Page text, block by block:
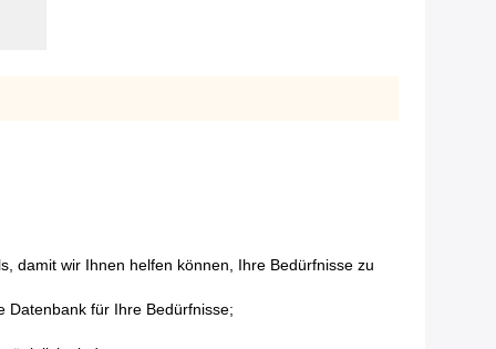
damit wir Ihnen helfen können, Ihre Bedürfnisse zu
Datenbank für Ihre Bedürfnisse;